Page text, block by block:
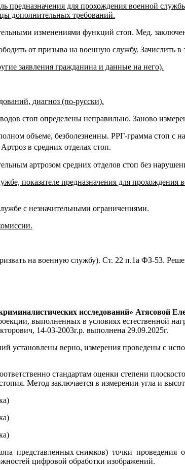
предназначения для прохождения военной
дополнительных требований.
изменениями функций стоп. Мед.
от призыва на военную службу. Зачислить в
заявления гражданина и данные на него).
диагноз (по-русски).
стоп определены неправильно. Заново
объеме, безболезненны. РРГ-грамма стоп с
Артроз в средних отделах стоп.
артрозом средних отделов стоп без
показателе предназначения для
с незначительными ограничениями.
на военную службу). Ст. 22 п.1а ФЗ-53.
исследований» Атясовой
выполненных в условиях естественной
14-03-2003г.р. выполнена 29.09.2025г.
установлены верно, измерения проведены с
стандартам оценки степени
Метод заключается в измерении угла и
представленных снимков) точки
цифровой обработки изображений.